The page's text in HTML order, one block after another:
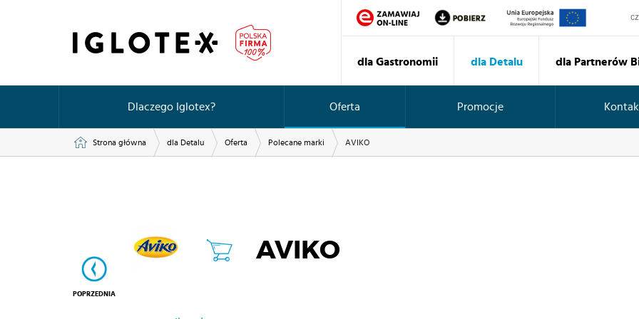
dla Gastronomii dla Detalu dla Partnerów
Dlaczego Iglotex? Oferta Promocje
Strona główna dla Detalu Oferta Polecane marki AVIKO
POPRZEDNIA
AVIKO